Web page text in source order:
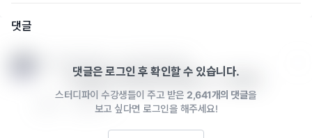
댓글
와! 열심히 따라하신게 보여요 ㅎㅎ 멋져요!
답글 쓰기
댓글은 로그인 후 확인할 수 있습니다.
스터디파이 수강생들이 주고 받은2,641개의 댓글을
보고 싶다면 로그인을 해주세요!